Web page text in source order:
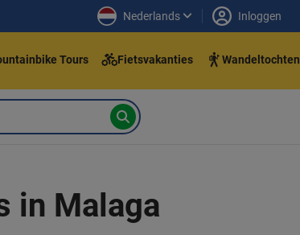
Nederlands Inloggen
Tours Fietsvakanties Wandeltochten
in Malaga